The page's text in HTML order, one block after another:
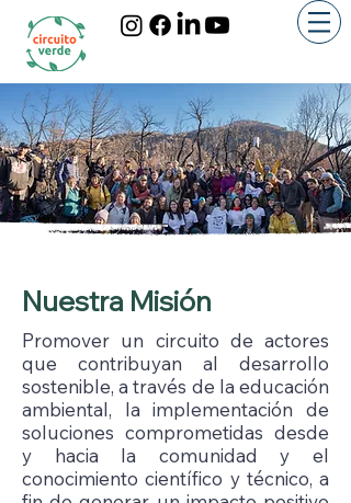
Nuestra Misión
Promover un circuito de actores
que contribuyan al desarrollo
sostenible, a través de la educación
ambiental, la implementación de
soluciones comprometidas desde
y hacia la comunidad y el
conocimiento científico y técnico, a